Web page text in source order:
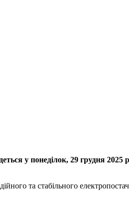
у понеділок, 29 грудня 2025
та стабільного